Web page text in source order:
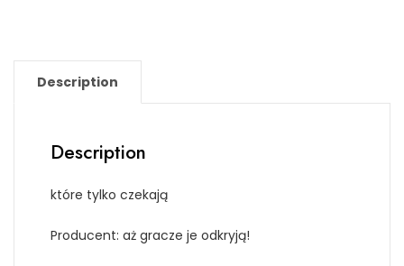
Description
Description
które tylko czekają
Producent: aż gracze je odkryją!